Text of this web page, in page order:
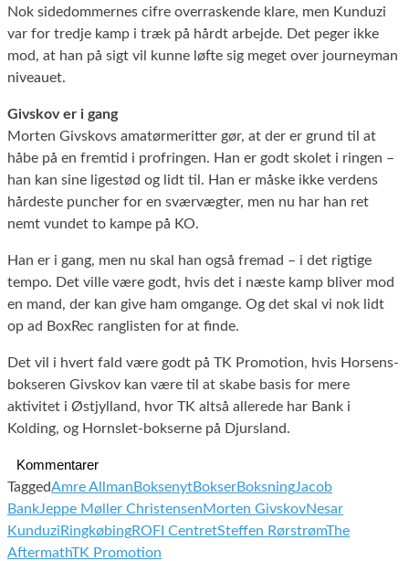
Nok sidedommernes cifre overraskende klare, men Kunduzi
var for tredje kamp i træk på hårdt arbejde. Det peger ikke
mod, at han på sigt vil kunne løfte sig meget over journeyman
niveauet.
Givskov er i gang
Morten Givskovs amatørmeritter gør, at der er grund til at
håbe på en fremtid i profringen. Han er godt skolet i ringen –
han kan sine ligestød og lidt til. Han er måske ikke verdens
hårdeste puncher for en sværvægter, men nu har han ret
nemt vundet to kampe på KO.
Han er i gang, men nu skal han også fremad – i det rigtige
tempo. Det ville være godt, hvis det i næste kamp bliver mod
en mand, der kan give ham omgange. Og det skal vi nok lidt
op ad BoxRec ranglisten for at finde.
Det vil i hvert fald være godt på TK Promotion, hvis Horsens-
bokseren Givskov kan være til at skabe basis for mere
aktivitet i Østjylland, hvor TK altså allerede har Bank i
Kolding, og Hornslet-bokserne på Djursland.
Kommentarer
TaggedAmre Allman BoksenytBokserBoksningJacob
BankJeppe Møller ChristensenMorten GivskovNesar
Kunduzi RingkøbingROFI CentretSteffen RørstrømThe
AftermathTK Promotion